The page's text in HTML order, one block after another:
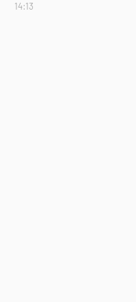
14:13